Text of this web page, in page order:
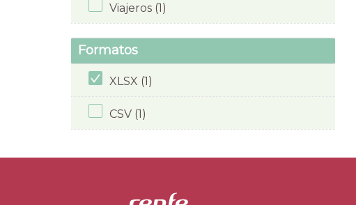
Viajeros (1)
Formatos
XLSX (1)
CSV (1)